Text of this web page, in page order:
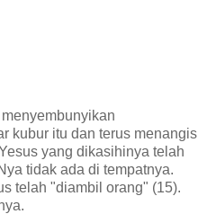
kubur itu dan terus menangis
yang dikasihinya telah
tidak ada di tempatnya.
telah "diambil orang" (15).